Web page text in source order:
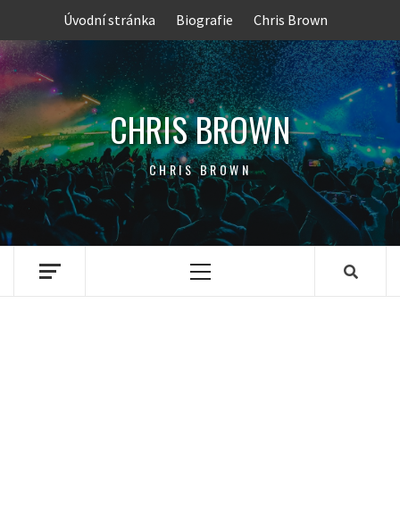
content
Úvodní stránka Biografie Chris Brown
CHRIS BROWN
CHRIS BROWN
Primary